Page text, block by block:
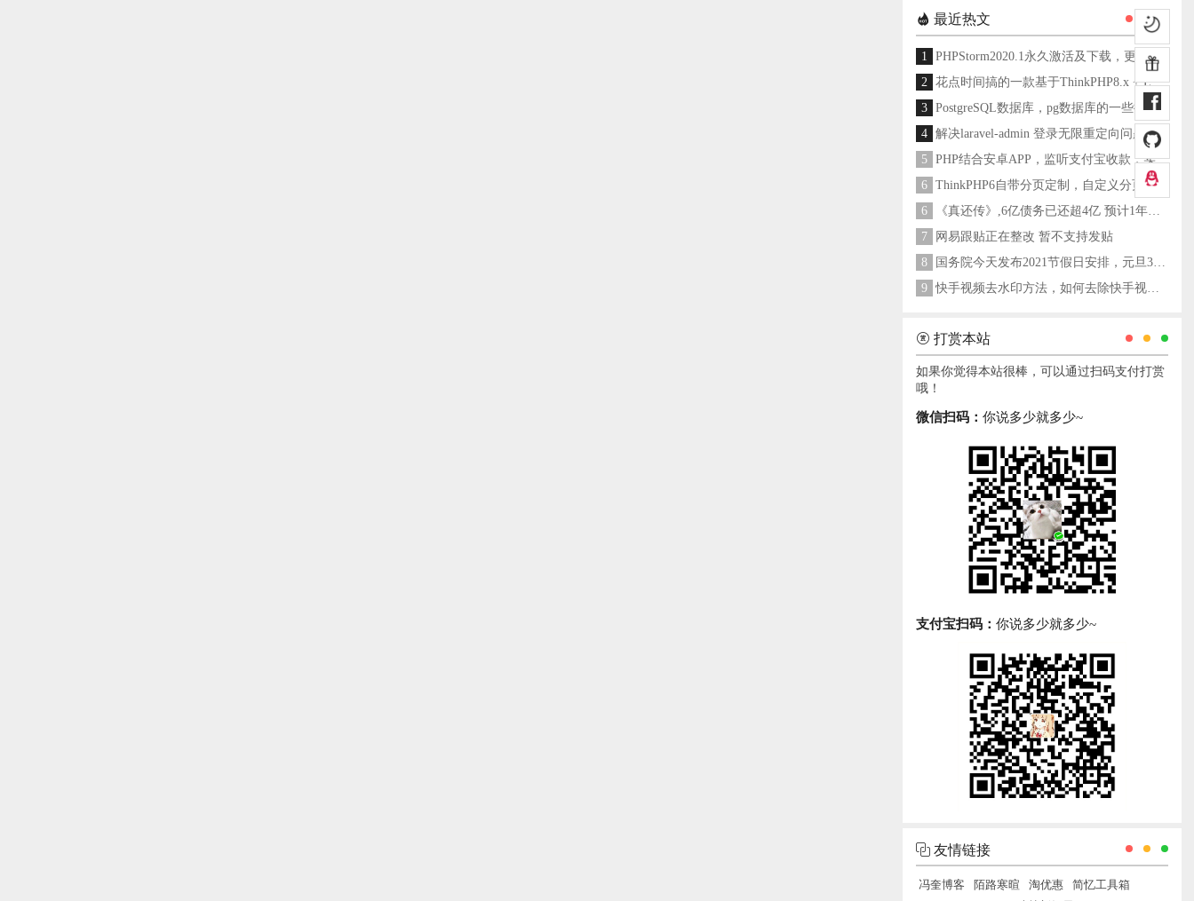
最近热文
1
PHPStorm2020.1永久激活及下载，更新至2024
2
花点时间搞的一款基于ThinkPHP8.x + Layui架构开发的通用后台管理系统
3
PostgreSQL数据库，pg数据库的一些操作命令
4
解决laravel-admin 登录无限重定向问题
5
PHP结合安卓APP，监听支付宝收款，实现个人支付宝支付接口
6
ThinkPHP6自带分页定制，自定义分页类
6
《真还传》,6亿债务已还超4亿 预计1年多之内就能还清
7
网易跟贴正在整改 暂不支持发贴
8
国务院今天发布2021节假日安排，元旦3天，春节7天，劳动节5天
9
快手视频去水印方法，如何去除快手视频水印
打赏本站
如果你觉得本站很棒，可以通过扫码支付打赏
哦！
微信扫码： 你说多少就多少~
支付宝扫码： 你说多少就多少~
友情链接
冯奎博客 陌路寒暄 淘优惠
简忆工具箱